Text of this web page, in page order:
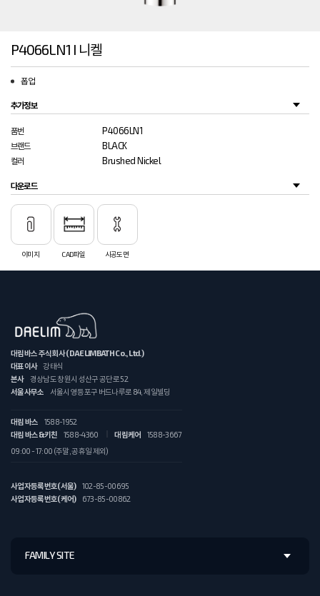
P4066LN1 I 니켈
폽업
추가정보
품번 P4066LN1
브랜드 BLACK
컬러 Brushed Nickel
다운로드
이미지 CAD파일 시공도면
대림바스 주식회사 (DAELIMBATH Co., Ltd.)
대표이사
강태식
본사
경상남도 창원시 성산구 공단로 52
서울사무소
서울시 영등포구 버드나루로 84, 제일빌딩
대림 바스
1588-1952
대림 바스&키친
1588-4360 대림케어
1588-3667
09:00 - 17:00 (주말, 공휴일 제외)
사업자등록번호(서울)
102-85-00695
사업자등록번호(케어)
673-85-00862
FAMILY SITE